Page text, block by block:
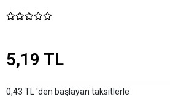
5,19 TL
0,43 TL 'den başlayan taksitlerle